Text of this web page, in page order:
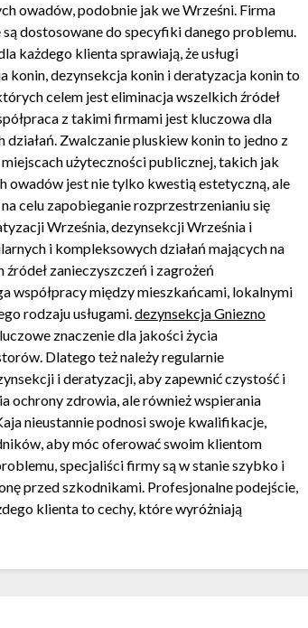
owadów, podobnie jak we Wrześni. Firma
dostosowane do specyfiki danego problemu.
każdego klienta sprawiają, że usługi
konin, dezynsekcja konin i deratyzacja konin to
celem jest eliminacja wszelkich źródeł
z takimi firmami jest kluczowa dla
Zwalczanie pluskiew konin to jedno z
użyteczności publicznej, takich jak
owadów jest nie tylko kwestią estetyczną, ale
celu zapobieganie rozprzestrzenianiu się
Września, dezynsekcji Września i
i kompleksowych działań mających na
zanieczyszczeń i zagrożeń
współpracy między mieszkańcami, lokalnymi
rodzaju usługami.dezynsekcja Gniezno
znaczenie dla jakości życia
Dlatego też należy regularnie
i deratyzacji, aby zapewnić czystość i
ochrony zdrowia, ale również wspierania
nieustannie podnosi swoje kwalifikacje,
aby móc oferować swoim klientom
specjaliści firmy są w stanie szybko i
przed szkodnikami. Profesjonalne podejście,
klienta to cechy, które wyróżniają